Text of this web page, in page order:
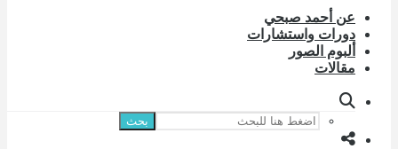
عن أحمد صبحي
دورات واستشارات
ألبوم الصور
مقالات
بحث